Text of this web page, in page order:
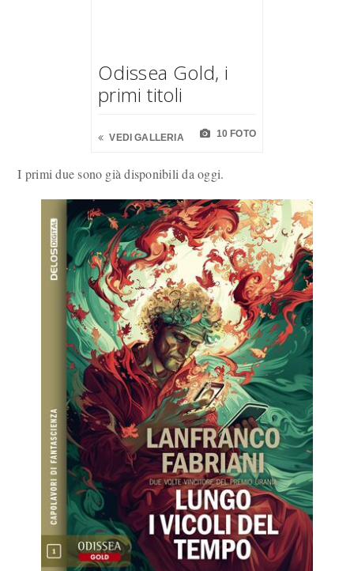
Odissea Gold, i
primi titoli
VEDI GALLERIA 10 FOTO
I primi due sono già disponibili da oggi.